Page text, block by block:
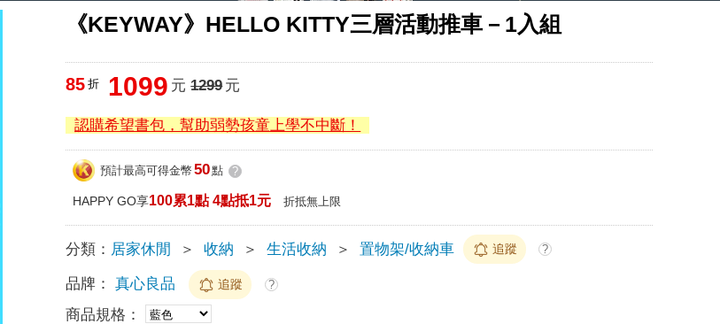
《KEYWAY》HELLO KITTY三層活動推車－1入組
85 折 1099 元 1299元
認購希望書包，幫助弱勢孩童上學不中斷！
預計最高可得金幣 50點 ?
HAPPY GO享100累1點 4點抵1元 折抵無上限
分類： 居家休閒 ＞ 收納 ＞ 生活收納 ＞ 置物架/收納車 追蹤 ?
品牌： 真心良品 追蹤 ?
商品規格：